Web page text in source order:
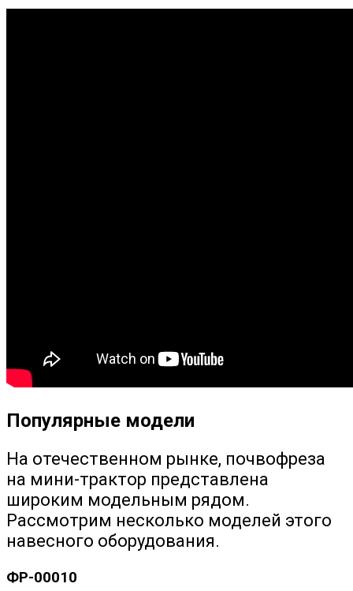
Популярные модели
На отечественном рынке, почвофреза
на мини-трактор представлена
широким модельным рядом.
Рассмотрим несколько моделей этого
навесного оборудования.
ФР-00010